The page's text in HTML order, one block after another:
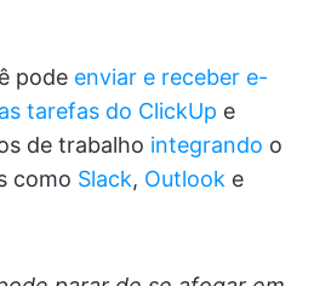
pode enviar e receber e-
tarefas do ClickUp e
de trabalho integrando o
como Slack, Outlook e